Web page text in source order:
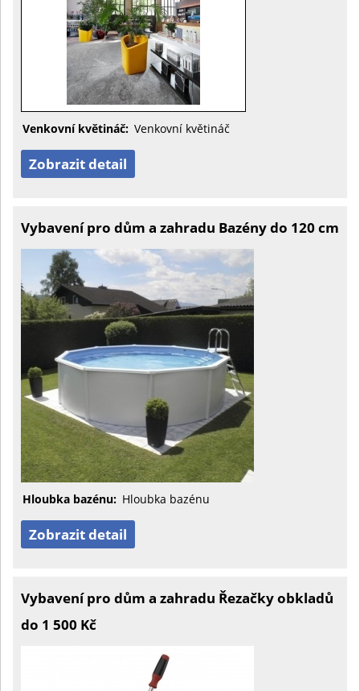
Venkovní květináč: Venkovní květináč
Zobrazit detail
Vybavení pro dům a zahradu Bazény do 120 cm
Hloubka bazénu: Hloubka bazénu
Zobrazit detail
Vybavení pro dům a zahradu Řezačky obkladů
do 1 500 Kč